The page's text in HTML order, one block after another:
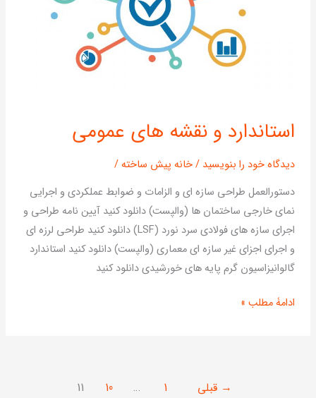
استاندارد و نقشه های عمومی
دیدگاه‌ خود را بنویسید /خانه پیش ساخته/
دستورالعمل طراحی سازه اي و الزامات و ضوابط عملکردي و اجرایی
نماي خارجی ساختمان ها (والپست) دانلود کنید آيين نامه طراحي و
اجراي سازه هاي فولادي سرد نورد (LSF) دانلود کنید طراحی لرزه ای
و اجرای اجزای غیر سازه ای معماری (والپست) دانلود کنید استاندارد
گالوانیزاسیون گرم پایه های خورشیدی دانلود کنید
و
های
عمومی
ادامۀ مطلب »
→ قبلی 1
…
10
11